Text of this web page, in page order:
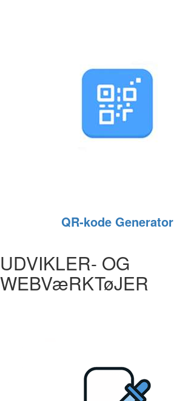
QR‑kode Generator
UDVIKLER- OG
WEBVæRKTøJER